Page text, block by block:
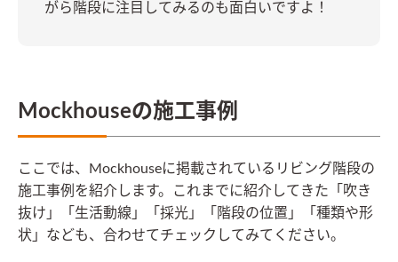
がら階段に注目してみるのも面白いですよ！
Mockhouseの施工事例
ここでは、Mockhouseに掲載されているリビング階段の
施工事例を紹介します。これまでに紹介してきた「吹き
抜け」「生活動線」「採光」「階段の位置」「種類や形
状」なども、合わせてチェックしてみてください。